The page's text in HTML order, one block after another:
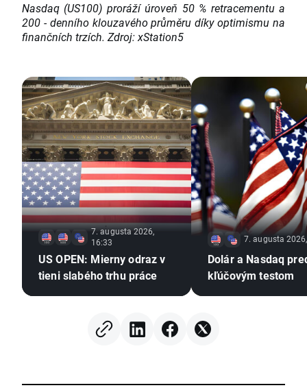
Nasdaq (US100) proráží úroveň 50 % retracementu a
200 - denního klouzavého průměru díky optimismu na
finančních trzích. Zdroj: xStation5
7. augusta 2026,
16:33
US OPEN: Mierny odraz v
tieni slabého trhu práce
7. augusta
Dolár a Nasdaq
kľúčovým testom